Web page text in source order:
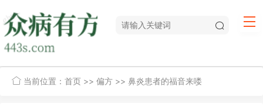
当前位置： 首页 >> 偏方 >> 鼻炎患者的福音来喽